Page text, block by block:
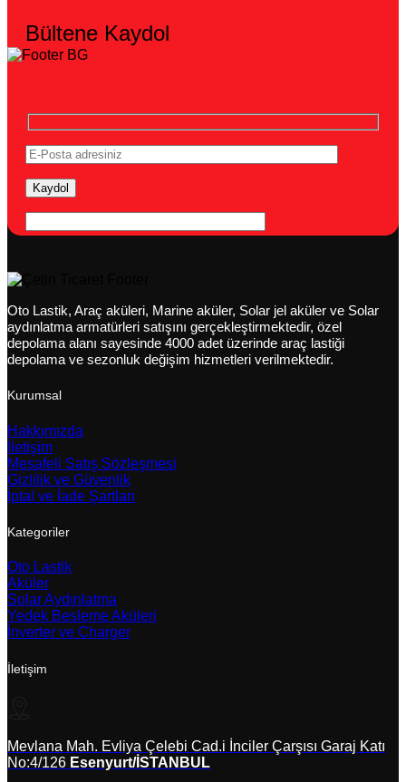
Bültene Kaydol
Oto Lastik, Araç aküleri, Marine aküler, Solar jel aküler ve Solar
aydınlatma armatürleri satışını gerçekleştirmektedir, özel
depolama alanı sayesinde 4000 adet üzerinde araç lastiği
depolama ve sezonluk değişim hizmetleri verilmektedir.
Kurumsal
Hakkımızda
İletişim
Mesafeli Satış Sözleşmesi
Gizlilik ve Güvenlik
İptal ve İade Şartları
Kategoriler
Oto Lastik
Aküler
Solar Aydınlatma
Yedek Besleme Aküleri
İnverter ve Charger
İletişim
Mevlana Mah. Evliya Çelebi Cad.i İnciler Çarşısı Garaj Katı
No:4/126 Esenyurt/İSTANBUL